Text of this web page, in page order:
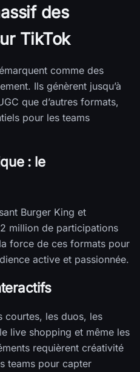
des
TikTok
comme des
Ils génèrent jusqu’à
que d’autres formats,
pour les teams
: le
Burger King et
million de participations
force de ces formats pour
active et passionnée.
courtes, les duos, les
live shopping et même les
requièrent créativité
teams pour capter